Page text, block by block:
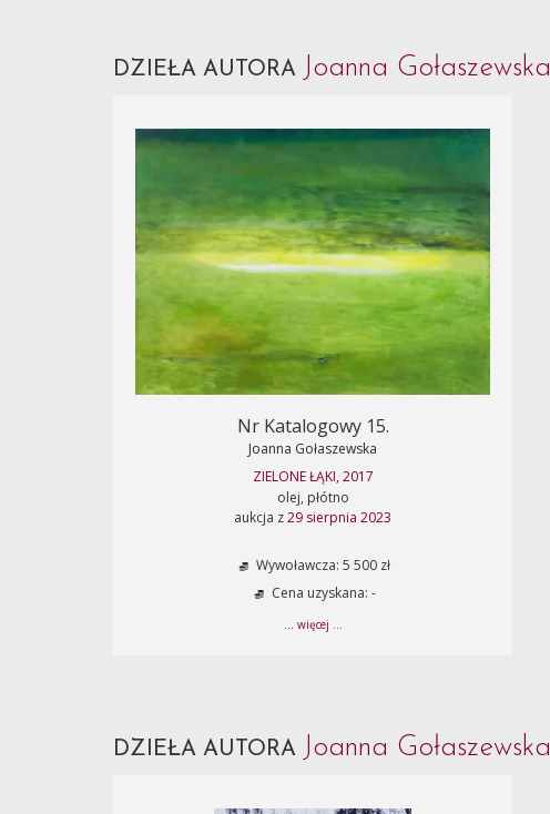
DZIEŁA AUTORA Joanna Gołaszewska
Nr Katalogowy 15.
Joanna Gołaszewska
ZIELONE ŁĄKI, 2017
olej, płótno
aukcja z29 sierpnia 2023
Wywoławcza: 5 500 zł
Cena uzyskana: -
... więcej ...
DZIEŁA AUTORA Joanna Gołaszewska